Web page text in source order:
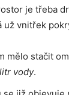
je třeba
vnitřek
mělo stačit
vody.